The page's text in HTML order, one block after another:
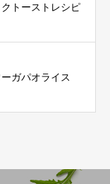
トーストレシピ
ガパオライス